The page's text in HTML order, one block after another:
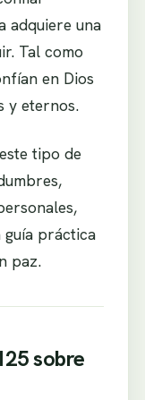
adquiere una
Tal como
en Dios
y eternos.
tipo de
guía práctica
paz.
sobre